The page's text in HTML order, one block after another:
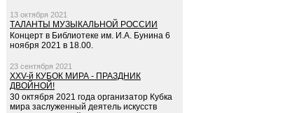
13 октября 2021
ТАЛАНТЫ МУЗЫКАЛЬНОЙ РОССИИ
Концерт в Библиотеке им. И.А. Бунина 6
ноября 2021 в 18.00.
23 сентября 2021
XXV-й КУБОК МИРА - ПРАЗДНИК
ДВОЙНОЙ!
30 октября 2021 года организатор Кубка
мира заслуженный деятель искусств